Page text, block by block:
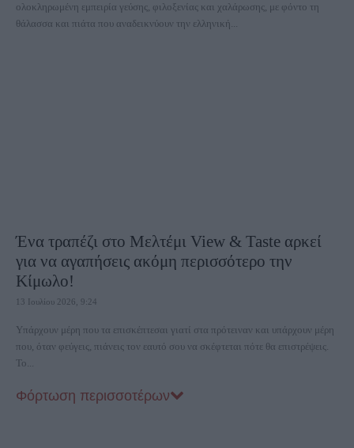
ολοκληρωμένη εμπειρία γεύσης, φιλοξενίας και χαλάρωσης, με φόντο τη
θάλασσα και πιάτα που αναδεικνύουν την ελληνική...
Ένα τραπέζι στο Μελτέμι View & Taste αρκεί
για να αγαπήσεις ακόμη περισσότερο την
Κίμωλο!
13 Ιουλίου 2026, 9:24
Υπάρχουν μέρη που τα επισκέπτεσαι γιατί στα πρότειναν και υπάρχουν μέρη
που, όταν φεύγεις, πιάνεις τον εαυτό σου να σκέφτεται πότε θα επιστρέψεις.
Το...
Φόρτωση περισσοτέρων